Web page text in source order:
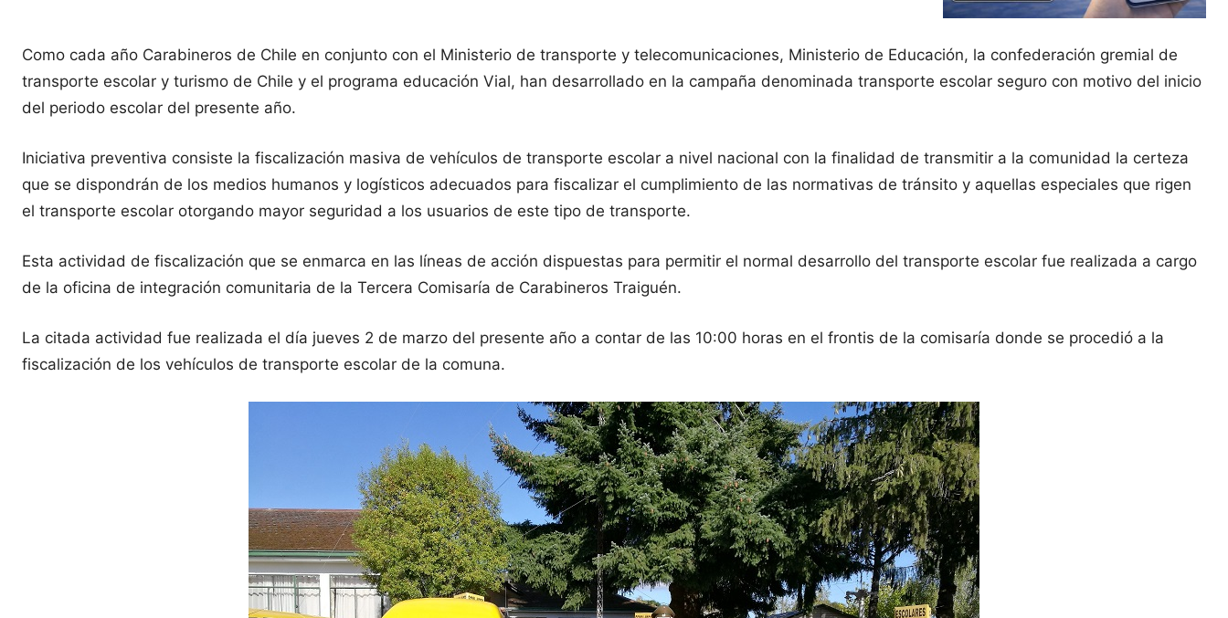
Como cada año Carabineros de Chile en conjunto con el Ministerio de transporte y telecomunicaciones, Ministerio de Educación, la confederación gremial de
transporte escolar y turismo de Chile y el programa educación Vial, han desarrollado en la campaña denominada transporte escolar seguro con motivo del inicio
del periodo escolar del presente año.
Iniciativa preventiva consiste la fiscalización masiva de vehículos de transporte escolar a nivel nacional con la finalidad de transmitir a la comunidad la certeza
que se dispondrán de los medios humanos y logísticos adecuados para fiscalizar el cumplimiento de las normativas de tránsito y aquellas especiales que rigen
el transporte escolar otorgando mayor seguridad a los usuarios de este tipo de transporte.
Esta actividad de fiscalización que se enmarca en las líneas de acción dispuestas para permitir el normal desarrollo del transporte escolar fue realizada a cargo
de la oficina de integración comunitaria de la Tercera Comisaría de Carabineros Traiguén.
La citada actividad fue realizada el día jueves 2 de marzo del presente año a contar de las 10:00 horas en el frontis de la comisaría donde se procedió a la
fiscalización de los vehículos de transporte escolar de la comuna.